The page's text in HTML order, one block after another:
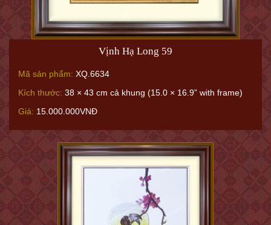
Vịnh Hạ Long 59
Mã sản phẩm: XQ.6634
Kích thước: 38 × 43 cm cả khung (15.0 × 16.9” with frame)
Giá: 15.000.000VNĐ